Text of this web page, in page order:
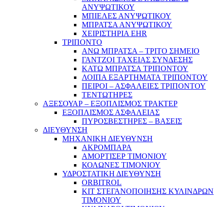
ΑΝΥΨΩΤΙΚΟΥ
ΜΠΙΕΛΕΣ ΑΝΥΨΩΤΙΚΟΥ
ΜΠΡΑΤΣΑ ΑΝΥΨΩΤΙΚΟΥ
ΧΕΙΡΙΣΤΗΡΙΑ EHR
ΤΡΙΠΟΝΤΟ
ΑΝΩ ΜΠΡΑΤΣΑ – ΤΡΙΤΟ ΣΗΜΕΙΟ
ΓΑΝΤΖΟΙ ΤΑΧΕΙΑΣ ΣΥΝΔΕΣΗΣ
ΚΑΤΩ ΜΠΡΑΤΣΑ ΤΡΙΠΟΝΤΟΥ
ΛΟΙΠΑ ΕΞΑΡΤΗΜΑΤΑ ΤΡΙΠΟΝΤΟΥ
ΠΕΙΡΟΙ – ΑΣΦΑΛΕΙΕΣ ΤΡΙΠΟΝΤΟΥ
ΤΕΝΤΩΤΗΡΕΣ
ΑΞΕΣΟΥΑΡ – ΕΞΟΠΛΙΣΜΟΣ ΤΡΑΚΤΕΡ
ΕΞΟΠΛΙΣΜΟΣ ΑΣΦΑΛΕΙΑΣ
ΠΥΡΟΣΒΕΣΤΗΡΕΣ – ΒΑΣΕΙΣ
ΔΙΕΥΘΥΝΣΗ
ΜΗΧΑΝΙΚΗ ΔΙΕΥΘΥΝΣΗ
ΑΚΡΟΜΠΑΡΑ
ΑΜΟΡΤΙΣΕΡ ΤΙΜΟΝΙΟΥ
ΚΟΛΩΝΕΣ ΤΙΜΟΝΙΟΥ
ΥΔΡΟΣΤΑΤΙΚΗ ΔΙΕΥΘΥΝΣΗ
ORBITROL
ΚΙΤ ΣΤΕΓΑΝΟΠΟΙΗΣΗΣ ΚΥΛΙΝΔΡΩΝ
ΤΙΜΟΝΙΟΥ